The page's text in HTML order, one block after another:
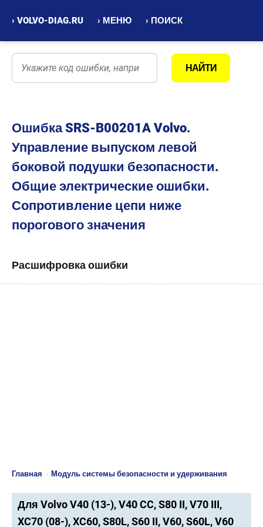
› VOLVO-DIAG.RU › МЕНЮ › ПОИСК
Ошибка SRS-B00201A Volvo.
Управление выпуском левой
боковой подушки безопасности.
Общие электрические ошибки.
Сопротивление цепи ниже
порогового значения
Расшифровка ошибки
Главная › Модуль системы безопасности и удерживания
Для Volvo V40 (13-), V40 CC, S80 II, V70 III,
XC70 (08-), XC60, S80L, S60 II, V60, S60L, V60